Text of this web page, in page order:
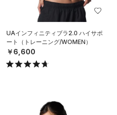
UAインフィニティブラ2.0 ハイサポ
ート（トレーニング/WOMEN）
￥6,600